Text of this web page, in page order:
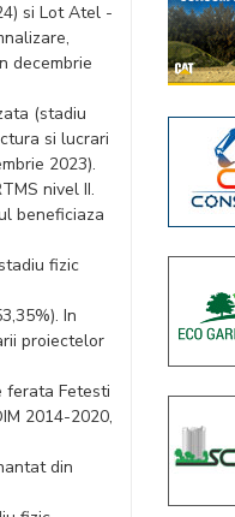
si Lot Atel -
decembrie
(stadiu
si lucrari
2023).
nivel II.
beneficiaza
fizic
In
proiectelor
ferata Fetesti
2014-2020,
din